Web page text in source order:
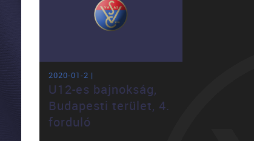
2020-01-2 |
U12-es bajnokság,
Budapesti terület, 4.
forduló